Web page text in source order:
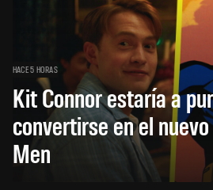
HACE 5 HORAS
Kit Connor estaría a
convertirse en el
Men